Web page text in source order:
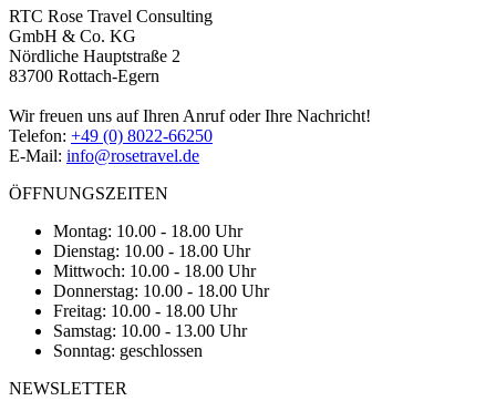
RTC Rose Travel Consulting
GmbH & Co. KG
Nördliche Hauptstraße 2
83700 Rottach-Egern
Wir freuen uns auf Ihren Anruf oder Ihre Nachricht!
Telefon: +49 (0) 8022-66250
E-Mail: info@rosetravel.de
ÖFFNUNGSZEITEN
Montag: 10.00 - 18.00 Uhr
Dienstag: 10.00 - 18.00 Uhr
Mittwoch: 10.00 - 18.00 Uhr
Donnerstag: 10.00 - 18.00 Uhr
Freitag: 10.00 - 18.00 Uhr
Samstag: 10.00 - 13.00 Uhr
Sonntag: geschlossen
NEWSLETTER